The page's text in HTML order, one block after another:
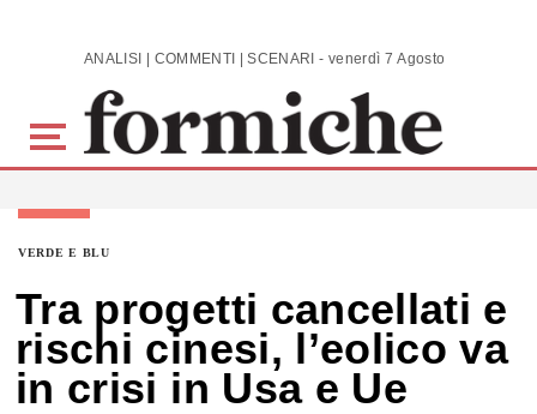
Skip to main content ANALISI | COMMENTI | SCENARI - venerdì 7 Agosto 2026
VERDE E BLU
Tra progetti cancellati e
rischi cinesi, l’eolico va
in crisi in Usa e Ue